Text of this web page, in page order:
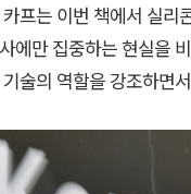
프는 이번 책에서 실리
에만 집중하는 현실을
술의 역할을 강조하면